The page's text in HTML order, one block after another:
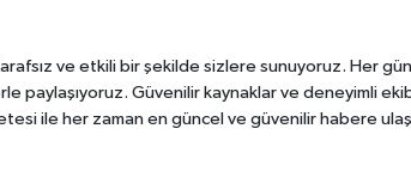
ve etkili bir şekilde sizlere sunuyoruz. Her
paylaşıyoruz. Güvenilir kaynaklar ve deneyimli
ile her zaman en güncel ve güvenilir habere